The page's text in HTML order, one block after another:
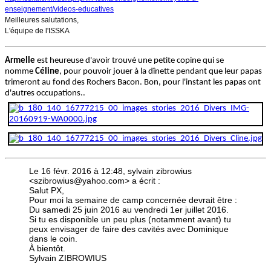
enseignement/videos-educatives
Meilleures salutations,
L'équipe de l'ISSKA
Armelle est heureuse d'avoir trouvé une petite copine qui se
nomme Céline, pour pouvoir jouer à la dînette pendant que leur papas
trimeront au fond des Rochers Bacon. Bon, pour l'instant les papas ont
d'autres occupations..
Le 16 févr. 2016 à 12:48, sylvain zibrowius
<szibrowius@yahoo.com> a écrit :
Salut PX,
Pour moi la semaine de camp concernée devrait être :
Du samedi 25 juin 2016 au vendredi 1er juillet 2016.
Si tu es disponible un peu plus (notamment avant) tu
peux envisager de faire des cavités avec Dominique
dans le coin.
À bientôt.
Sylvain ZIBROWIUS